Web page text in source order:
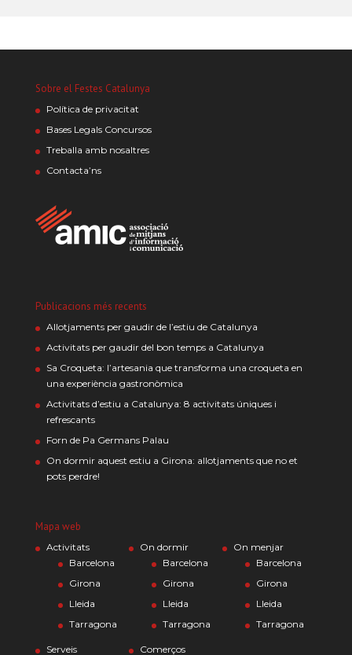
Sobre el Festes Catalunya
Política de privacitat
Bases Legals Concursos
Treballa amb nosaltres
Contacta’ns
Publicacions més recents
Allotjaments per gaudir de l’estiu de Catalunya
Activitats per gaudir del bon temps a Catalunya
Sa Croqueta: l’artesania que transforma una croqueta en
una experiència gastronòmica
Activitats d’estiu a Catalunya: 8 activitats úniques i
refrescants
Forn de Pa Germans Palau
On dormir aquest estiu a Girona: allotjaments que no et
pots perdre!
Mapa web
Activitats
Barcelona
Girona
Lleida
Tarragona
On dormir
Barcelona
Girona
Lleida
Tarragona
On menjar
Barcelona
Girona
Lleida
Tarragona
Serveis Comerços